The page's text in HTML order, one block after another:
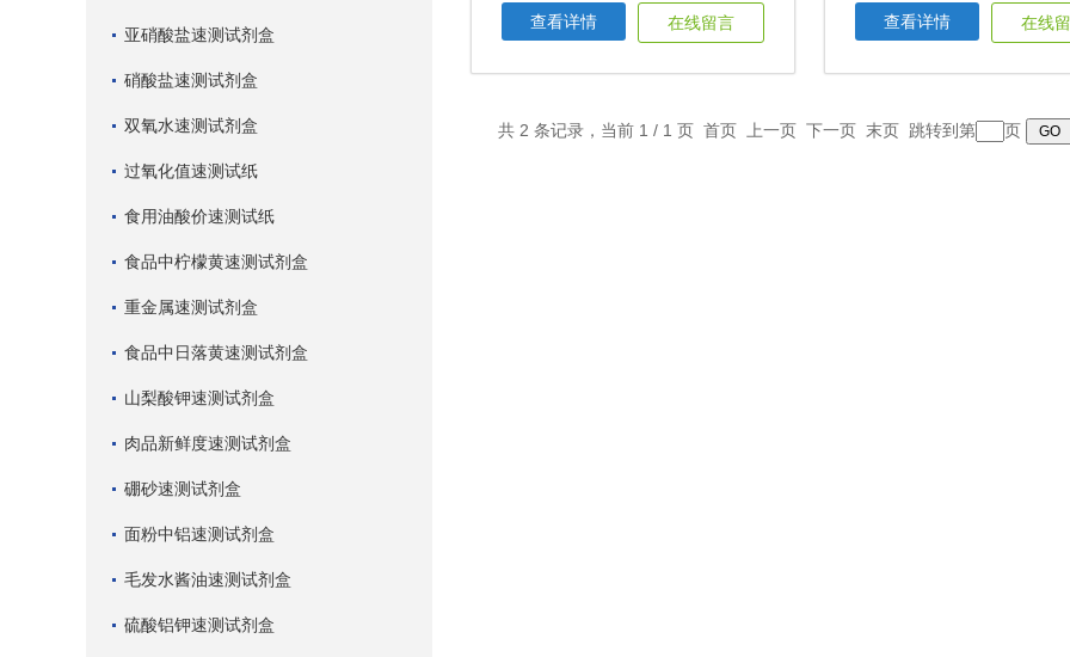
亚硝酸盐速测试剂盒
硝酸盐速测试剂盒
双氧水速测试剂盒
过氧化值速测试纸
食用油酸价速测试纸
食品中柠檬黄速测试剂盒
重金属速测试剂盒
食品中日落黄速测试剂盒
山梨酸钾速测试剂盒
肉品新鲜度速测试剂盒
硼砂速测试剂盒
面粉中铝速测试剂盒
毛发水酱油速测试剂盒
硫酸铝钾速测试剂盒
查看详情 在线留言 查看详情 在线
共 2 条记录，当前 1 / 1 页 首页 上一页 下一页 末页 跳转到第 页